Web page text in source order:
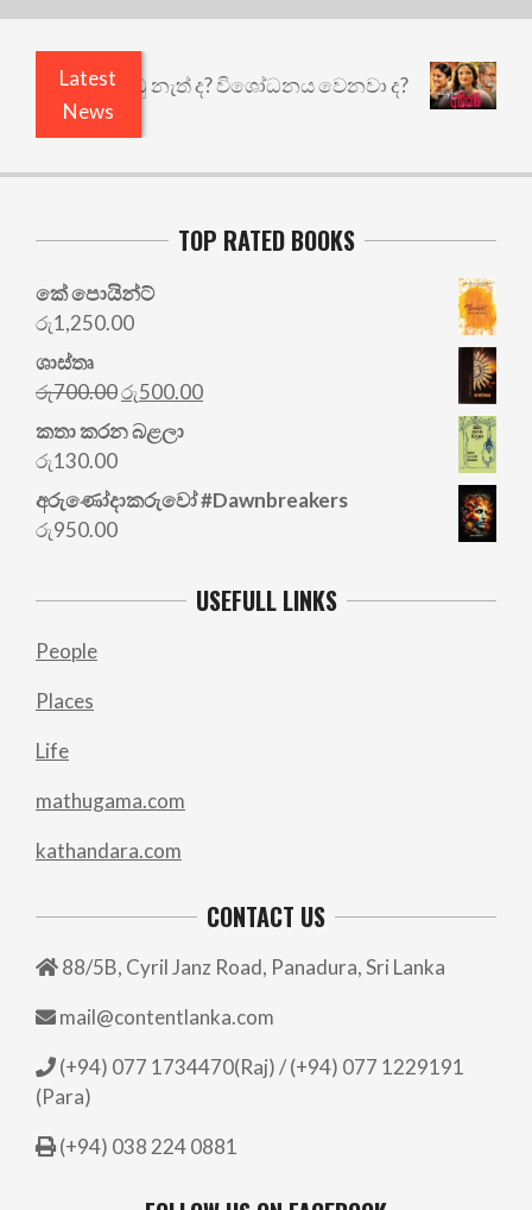
Latest
News
කුඩු නැත් ද? විශෝධනය වෙනවා ද?
TOP RATED BOOKS
කේ පොයින්ට්
රු1,250.00
ශාස්තෘ
රු700.00Original
price
was:
රු500.00Current
කතා කරන බළලා
රු130.00
අරු‍ණෝදාකරුවෝ #Dawnbreakers
රු950.00
USEFULL LINKS
People
Places
Life
mathugama.com
kathandara.com
CONTACT US
88/5B, Cyril Janz Road, Panadura, Sri Lanka
mail@contentlanka.com
(+94) 077 1734470(Raj) / (+94) 077 1229191
(Para)
(+94) 038 224 0881